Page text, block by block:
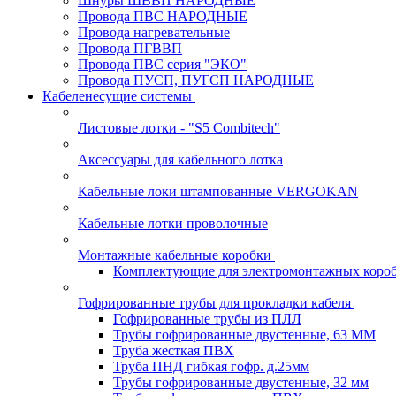
Провода ПВС НАРОДНЫЕ
Провода нагревательные
Провода ПГВВП
Провода ПВС серия "ЭКО"
Провода ПУСП, ПУГСП НАРОДНЫЕ
Кабеленесущие системы
Листовые лотки - "S5 Combitech"
Аксессуары для кабельного лотка
Кабельные локи штампованные VERGOKAN
Кабельные лотки проволочные
Монтажные кабельные коробки
Комплектующие для электромонтажных
Гофрированные трубы для прокладки кабеля
Гофрированные трубы из ПЛЛ
Трубы гофрированные двустенные, 63 ММ
Труба жесткая ПВХ
Труба ПНД гибкая гофр. д.25мм
Трубы гофрированные двустенные, 32 мм